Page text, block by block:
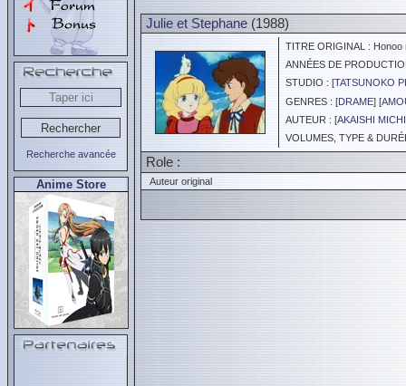
Recherche avancée
Anime Store
Julie et Stephane (1988)
TITRE ORIGINAL : Honoo
ANNÉES DE
STUDIO : [TATSUNOKO
GENRES : [DRAME] [
AUTEUR : [AKAISHI
VOLUMES, TYPE &
Role :
Auteur original